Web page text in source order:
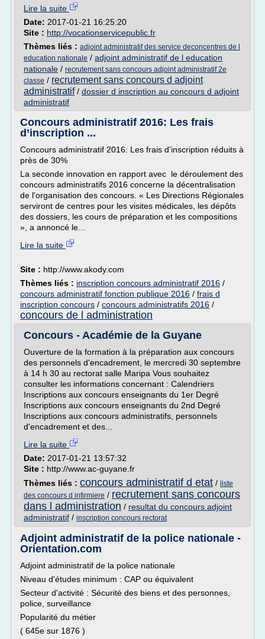
Lire la suite
Date: 2017-01-21 16:25:20
Site : http://vocationservicepublic.fr
Thèmes liés : adjoint administratif des service deconcentres de l
education nationale / adjoint administratif de l education
nationale / recrutement sans concours adjoint administratif 2e
classe / recrutement sans concours d adjoint
administratif/ dossier d inscription au concours d adjoint
administratif
Concours administratif 2016: Les frais
d’inscription ...
Concours administratif 2016: Les frais d'inscription réduits à
près de 30%
La seconde innovation en rapport avec le déroulement des
concours administratifs 2016 concerne la décentralisation
de l'organisation des concours. « Les Directions Régionales
serviront de centres pour les visites médicales, les dépôts
des dossiers, les cours de préparation et les compositions
», a annoncé le...
Lire la suite
Site : http://www.akody.com
Thèmes liés : inscription concours administratif 2016 /
concours administratif fonction publique 2016 / frais d
inscription concours / concours administratifs 2016 /
concours de l administration
Concours - Académie de la Guyane
Ouverture de la formation à la préparation aux concours
des personnels d'encadrement, le mercredi 30 septembre
à 14 h 30 au rectorat salle Maripa Vous souhaitez
consulter les informations concernant : Calendriers
Inscriptions aux concours enseignants du 1er Degré
Inscriptions aux concours enseignants du 2nd Degré
Inscriptions aux concours administratifs, personnels
d'encadrement et des...
Lire la suite
Date: 2017-01-21 13:57:32
Site : http://www.ac-guyane.fr
Thèmes liés : concours administratif d etat / liste
des concours d infirmiere / recrutement sans concours
dans l administration / resultat du concours adjoint
administratif / inscription concours rectorat
Adjoint administratif de la police nationale -
Orientation.com
Adjoint administratif de la police nationale
Niveau d'études minimum : CAP ou équivalent
Secteur d'activité : Sécurité des biens et des personnes,
police, surveillance
Popularité du métier
( 645e sur 1876 )